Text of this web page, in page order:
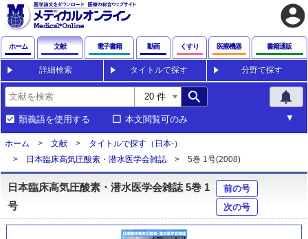
account_circle
ホーム 文献 電子書籍 動画 くすり 医療機器 書籍通販
詳細検索 タイトルで探す 分野で探す
search notifications
類義語を使用する 本文閲覧可のみ
ホーム 文献
タイトルで探す（日本-）
日本臨床高気圧酸素・潜水医学会雑誌
5巻 1号(2008)
日本臨床高気圧酸素・潜水医学会雑誌 5巻 1
号
前の号
次の号